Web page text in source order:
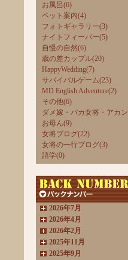
お風呂(6)
ペット案内(4)
フォトギャラリー(3)
ナイトフィーバー(5)
自慢の自然(6)
歳の差カップル(20)
HappyWedding(7)
サバイバルゲーム(23)
MD English Adventure(2)
その他(6)
ダメ嫁・バカ女将・アカン
お母ん(9)
女将ブログ(22)
女将の一行ブログ(3)
語学(0)
2026年7月
2026年4月
2026年2月
2025年11月
2025年9月